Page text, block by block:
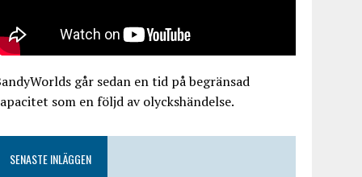
går sedan en tid på begränsad
som en följd av olyckshändelse.
SENASTE INLÄGGEN